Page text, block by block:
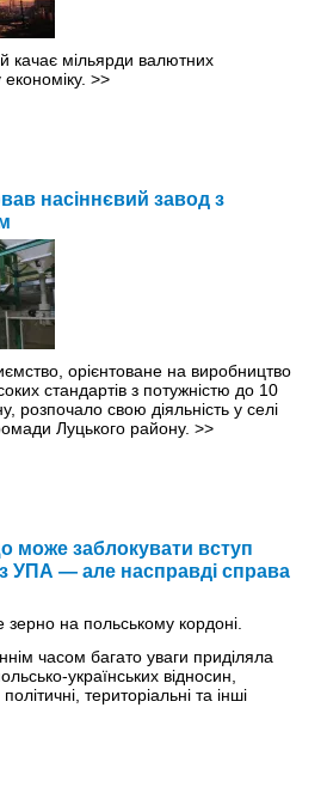
мільярди валютних
>>
насіннєвий завод з
орієнтоване на виробництво
стандартів з потужністю до 10
розпочало свою діяльність у селі
Луцького району. >>
може заблокувати вступ
УПА — але насправді справа
часом багато уваги приділяла
українських відносин,
територіальні та інші